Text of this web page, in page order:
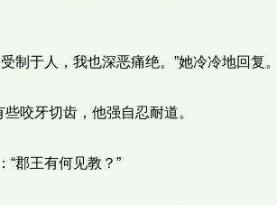
于人，我也深恶痛绝。”她冷冷地回复
牙切齿，他强自忍耐道。
王有何见教？”